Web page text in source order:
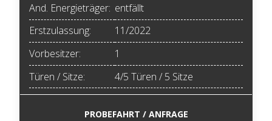
And. Energieträger: entfällt
Erstzulassung:
11/2022
Vorbesitzer:
1
Türen / Sitze:
4/5 Türen / 5 Sitze
PROBEFAHRT / ANFRAGE